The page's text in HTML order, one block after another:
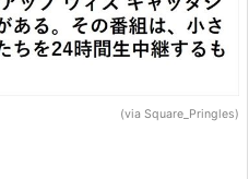
(via Square_Pringles)